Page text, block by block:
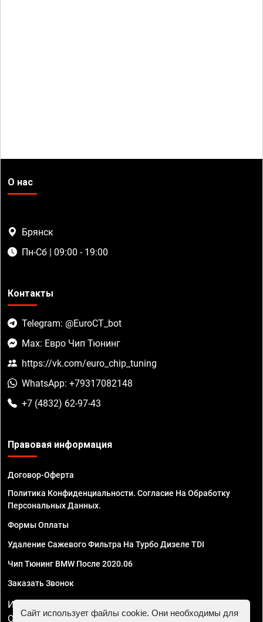
О нас
Брянск
Пн-Сб | 09:00 - 19:00
Контакты
Telegram: @EuroCT_bot
Max: Евро Чип Тюнинг
https://vk.com/euro_chip_tuning
WhatsApp: +79317082148
+7 (4832) 62-97-43
Правовая информация
Договор-Оферта
Политика Конфиденциальности. Согласие На Обработку
Персональных Данных.
Формы Оплаты
Удаление Сажевого Фильтра На Турбо Дизеле TDI
Чип Тюнинг BMW После 2020.06
Заказать Звонок
ИП Смирнов Георгий Павлович. ИНН 781302555843,
ОГРНИП 324470400032610
Сайт использует файлы cookie. Они необходимы для